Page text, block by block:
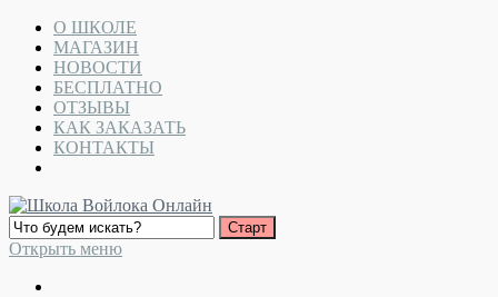
О ШКОЛЕ
МАГАЗИН
НОВОСТИ
БЕСПЛАТНО
ОТЗЫВЫ
КАК ЗАКАЗАТЬ
КОНТАКТЫ
Открыть меню